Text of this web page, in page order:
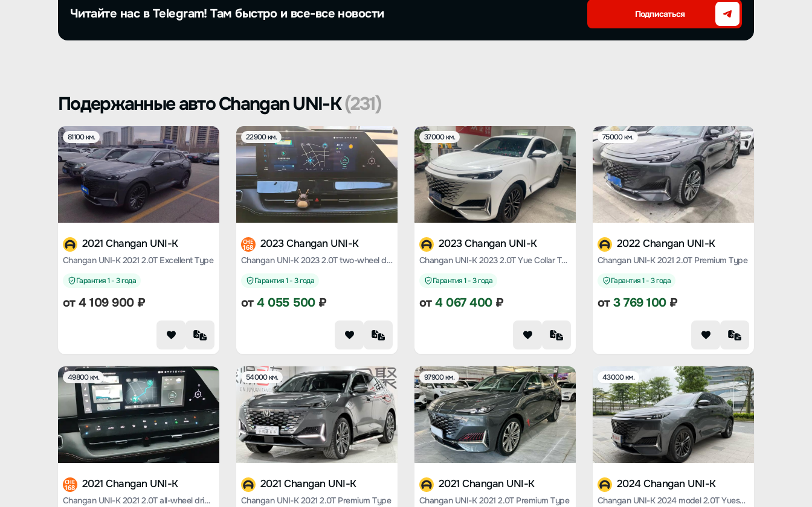
Читайте нас в Telegram! Там быстро и все-все новости Подписаться
Подержанные авто Changan UNI-K(231)
81100 км.
2021 Changan UNI-K
Changan UNI-K 2021 2.0T Excellent Type
Гарантия 1 - 3 года
от4 109 900₽
22900 км.
CHE
168 2023 Changan UNI-K
Changan UNI-K 2023 2.0T two-wheel drive Yueshang type
Гарантия 1 - 3 года
от4 055 500₽
37000 км.
2023 Changan UNI-K
Changan UNI-K 2023 2.0T Yue Collar Type
Гарантия 1 - 3 года
от4 067 400₽
75000 км.
2022 Changan UNI-K
Changan UNI-K 2021 2.0T Premium Type
Гарантия 1 - 3 года
от3 769 100₽
49800 км.
CHE
168 2021 Changan UNI-K
Changan UNI-K 2021 2.0T all-wheel drive premium model
54000 км.
2021 Changan UNI-K
Changan UNI-K 2021 2.0T Premium Type
97900 км.
2021 Changan UNI-K
Changan UNI-K 2021 2.0T Premium Type
43000 км.
2024 Changan UNI-K
Changan UNI-K 2024 model 2.0T Yueshang type